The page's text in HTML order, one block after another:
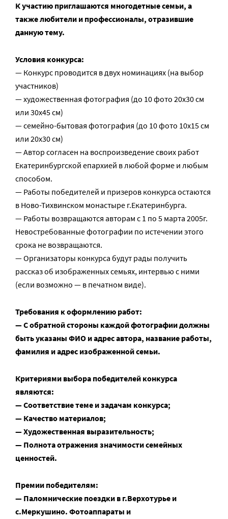
К участию приглашаются многодетные семьи, а
также любители и профессионалы, отразившие
данную тему.
Условия конкурса:
— Конкурс проводится в двух номинациях (на выбор
участников)
— художественная фотография (до 10 фото 20х30 см
или 30х45 см)
— семейно-бытовая фотография (до 10 фото 10х15 см
или 20х30 см)
— Автор согласен на воспроизведение своих работ
Екатеринбургской епархией в любой форме и любым
способом.
— Работы победителей и призеров конкурса остаются
в Ново-Тихвинском монастыре г.Екатеринбурга.
— Работы возвращаются авторам с 1 по 5 марта 2005г.
Невостребованные фотографии по истечении этого
срока не возвращаются.
— Организаторы конкурса будут рады получить
рассказ об изображенных семьях, интервью с ними
(если возможно — в печатном виде).
Требования к оформлению работ:
— С обратной стороны каждой фотографии должны
быть указаны ФИО и адрес автора, название работы,
фамилия и адрес изображенной семьи.
Критериями выбора победителей конкурса
являются:
— Соответствие теме и задачам конкурса;
— Качество материалов;
— Художественная выразительность;
— Полнота отражения значимости семейных
ценностей.
Премии победителям:
— Паломнические поездки в г.Верхотурье и
с.Меркушино. Фотоаппараты и